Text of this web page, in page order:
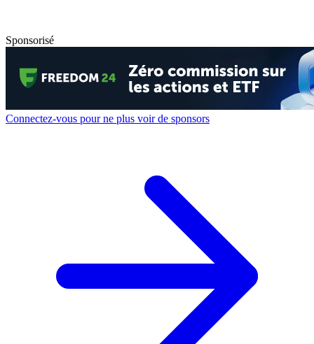
Sponsorisé
Connectez-vous pour ne plus voir de sponsors